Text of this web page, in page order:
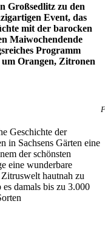
Großsedlitz zu den
Event, das
mit der barocken
Maiwochendende
Programm
Orangen, Zitronen
Geschichte der
in Sachsens Gärten eine
der schönsten
eine wunderbare
hautnah zu
damals bis zu 3.000